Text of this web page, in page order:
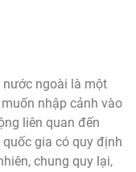
nước ngoài là một
nhập cảnh vào
liên quan đến
gia có quy định
chung quy lại,